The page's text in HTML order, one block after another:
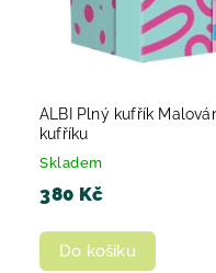
ALBI Plný kufřík
kufříku
Skladem
380 Kč
Do košíku